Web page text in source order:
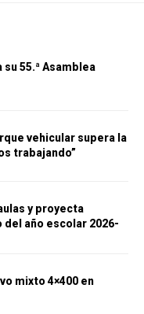
55.ª Asamblea
vehicular supera la
trabajando”
y proyecta
del año escolar 2026-
mixto 4×400 en